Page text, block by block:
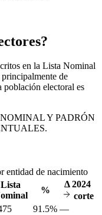
en la Lista Nominal
de
población electoral es
Y PADRÓN
entidad de nacimiento
Lista
%
Δ2024
corte
91.5% —